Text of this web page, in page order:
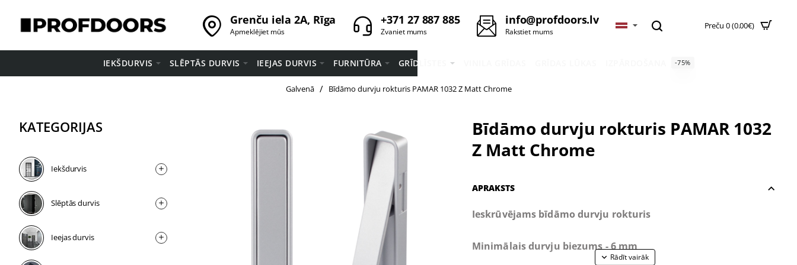
Grenču iela 2A, Rīga
Apmeklējiet mūs
+371 27 887 885
Zvaniet mums
info@profdoors.lv
Rakstiet mums
Preču 0 (0.00€)
IEKŠDURVIS SLĒPTĀS DURVIS IEEJAS DURVIS FURNITŪRA GRĪDLĪSTES -75%
GalvenāhomeBīdāmo durvju rokturis PAMAR 1032 Z Matt Chrome
KATEGORIJAS
Iekšdurvis
Slēptās durvis
Ieejas durvis
Bīdāmo durvju rokturis PAMAR 1032
Z Matt Chrome
APRAKSTS
Ieskrūvējams bīdāmo durvju rokturis
Minimālais durvju biezums - 6 mm